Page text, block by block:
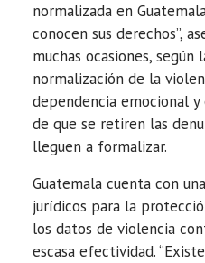
normalizada en
conocen sus derechos”,
muchas ocasiones, según
normalización de la
dependencia emocional y
de que se retiren las
lleguen a formalizar.
Guatemala cuenta con
jurídicos para la
los datos de violencia
escasa efectividad.